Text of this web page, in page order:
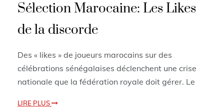
Sélection Marocaine: Les Likes
de la discorde
Des « likes » de joueurs marocains sur des
célébrations sénégalaises déclenchent une crise
nationale que la fédération royale doit gérer. Le
LIRE PLUS